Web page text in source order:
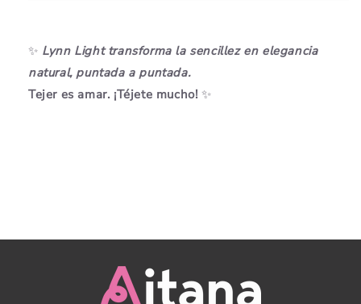
✨ Lynn Light transforma la sencillez en elegancia
natural, puntada a puntada.
Tejer es amar. ¡Téjete mucho! ✨